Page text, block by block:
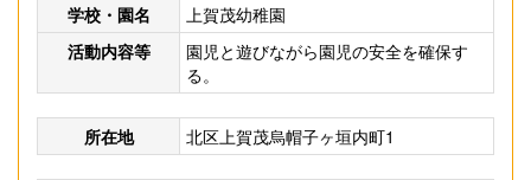
学校・園名
上賀茂幼稚園
活動内容等
園児と遊びながら園児の安全を確保す
る。
所在地 北区上賀茂烏帽子ヶ垣内町1